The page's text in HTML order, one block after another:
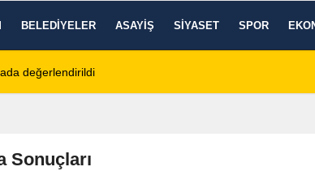
BELEDIYELER ASAYIŞ SIYASET SPOR
Defin Bilgileri Açıklandı Dinar'da beş gün
Sonuçları